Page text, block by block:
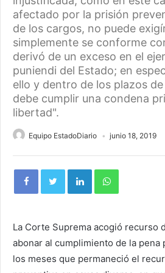
afectado por la prisión
de los cargos, no puede
simplemente se conforme
derivó de un exceso en el
puniendi del Estado; en
ello y dentro de los plazos
debe cumplir una condena
libertad".
Equipo EstadoDiario junio 18, 2019
La Corte Suprema acogió recurso
abonar al cumplimiento de la pena
los meses que permaneció el